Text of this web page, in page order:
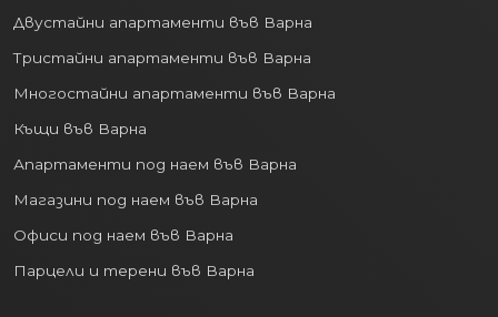
Двустайни апартаменти във Варна
Тристайни апартаменти във Варна
Многостайни апартаменти във Варна
Къщи във Варна
Апартаменти под наем във Варна
Магазини под наем във Варна
Офиси под наем във Варна
Парцели и терени във Варна